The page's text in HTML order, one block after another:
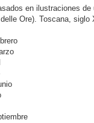
en ilustraciones
Ore). Toscana, siglo